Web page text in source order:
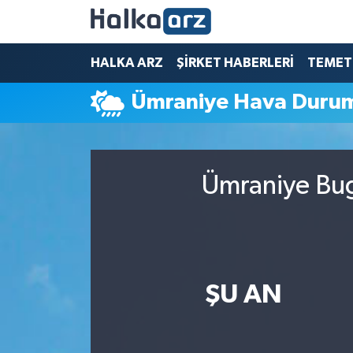
HALKA ARZ ŞİRKET HABERLERİ
Ümraniye Hava
Ümraniye
ŞU AN
HALKA ARZ
SERMAYE ARTIRIMI